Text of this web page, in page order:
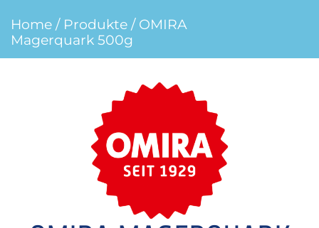
Home / Produkte / OMIRA
Magerquark 500g